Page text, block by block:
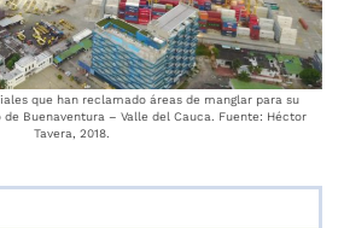
que han reclamado áreas de manglar para su
Buenaventura – Valle del Cauca. Fuente: Héctor
Tavera, 2018.